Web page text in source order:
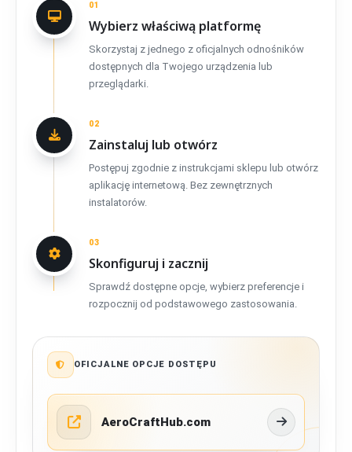
01
Wybierz właściwą platformę
Skorzystaj z jednego z oficjalnych odnośników
dostępnych dla Twojego urządzenia lub
przeglądarki.
02
Zainstaluj lub otwórz
Postępuj zgodnie z instrukcjami sklepu lub otwórz
aplikację internetową. Bez zewnętrznych
instalatorów.
03
Skonfiguruj i zacznij
Sprawdź dostępne opcje, wybierz preferencje i
rozpocznij od podstawowego zastosowania.
OFICJALNE OPCJE DOSTĘPU
AeroCraftHub.com